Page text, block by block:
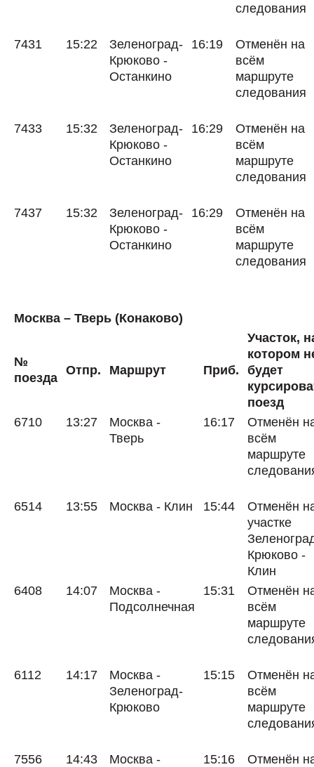
следования
7431 15:22
Зеленоград-
Крюково -
Останкино
16:19
Отменён на
всём
маршруте
следования
7433 15:32
Зеленоград-
Крюково -
Останкино
16:29
Отменён на
всём
маршруте
следования
7437 15:32
Зеленоград-
Крюково -
Останкино
16:29
Отменён на
всём
маршруте
следования
Москва – Тверь (Конаково)
№
поезда
Отпр. Маршрут Приб.
Участок,
котором
будет
поезд
6710
13:27
Москва -
Тверь
16:17
Отменён
всём
маршруте
6514 13:55 Москва - Клин 15:44
Отменён
участке
Крюково -
Клин
6408
14:07
Москва -
Подсолнечная
15:31
Отменён
всём
маршруте
6112 14:17
Москва -
Зеленоград-
Крюково
15:15
Отменён
всём
маршруте
7556 14:43
Москва -
15:16
Отменён